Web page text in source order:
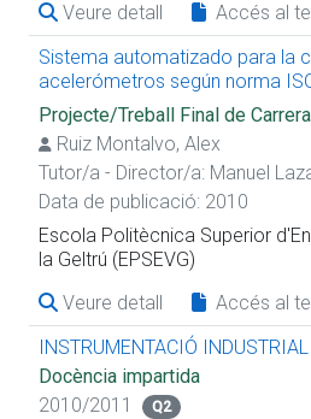
Veure detall
Accés al
Sistema automatizado para la
acelerómetros según norma
Projecte/Treball Final de Carrera
Ruiz Montalvo, Alex
Tutor/a - Director/a: Manuel
Data de publicació: 2010
Escola Politècnica Superior
la Geltrú (EPSEVG)
Veure detall
Accés al
INSTRUMENTACIÓ
Docència impartida
2010/2011
Q2